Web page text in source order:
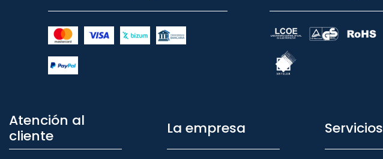
Atención al
cliente
La empresa Servicios